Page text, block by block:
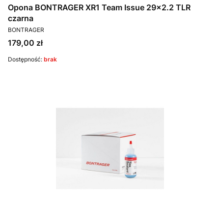
Opona BONTRAGER XR1 Team Issue 29x2.2 TLR
czarna
PRODUCENT
BONTRAGER
Cena
179,00 zł
Dostępność: brak